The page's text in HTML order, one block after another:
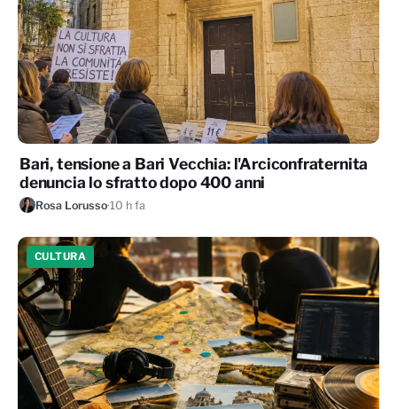
Bari, tensione a Bari Vecchia: l'Arciconfraternita
denuncia lo sfratto dopo 400 anni
Rosa Lorusso·10 h fa
CULTURA